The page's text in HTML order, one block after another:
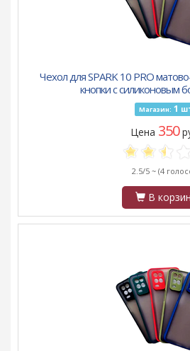
Чехол для SPARK 10 PRO
кнопки с силиконовым
Магазин: 1
Цена 350
2.5/5 ~ (4
В